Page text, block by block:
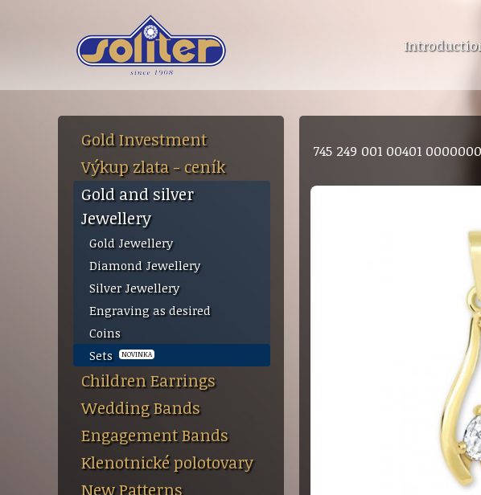
Gold Investment
Výkup zlata - ceník
Gold and silver
Jewellery
Gold Jewellery
Diamond Jewellery
Silver Jewellery
Engraving as desired
Coins
Sets
NOVINKA
Children Earrings
Wedding Bands
Engagement Bands
Klenotnické polotovary
New Patterns
745 249 001 00401